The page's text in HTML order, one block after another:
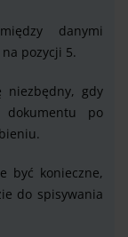
danymi
pozycji 5.
niezbędny, gdy
po
być konieczne,
do spisywania